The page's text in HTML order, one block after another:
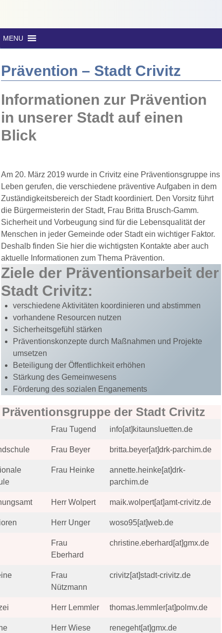
MENU
Prävention – Stadt Crivitz
Informationen zur Prävention
in unserer Stadt auf einen
Blick
Am 20. März 2019 wurde in Crivitz eine Präventionsgruppe ins
Leben gerufen, die verschiedene präventive Aufgaben in dem
Zuständigkeitsbereich der Stadt koordiniert. Den Vorsitz führt
die Bürgermeisterin der Stadt, Frau Britta Brusch-Gamm.
Sicherheit und Vorbeugung sind für die Lebensqualität der
Menschen in jeder Gemeinde oder Stadt ein wichtiger Faktor.
Deshalb finden Sie hier die wichtigsten Kontakte aber auch
aktuelle Informationen zum Thema Prävention.
Ziele der Präventionsarbeit der
Stadt Crivitz:
verschiedene Aktivitäten koordinieren und abstimmen
vorhandene Resourcen nutzen
Sicherheitsgefühl stärken
Präventionskonzepte durch Maßnahmen und Projekte
umsetzen
Beteiligung der Öffentlichkeit erhöhen
Stärkung des Gemeinwesens
Förderung des sozialen Enganements
Präventionsgruppe der Stadt Crivitz
Frau Tugend info[at]kitaunsluetten.de
Frau Beyer britta.beyer[at]drk-parchim.de
Frau Heinke
annette.heinke[at]drk-
parchim.de
Herr Wolpert maik.wolpert[at]amt-crivitz.de
Herr Unger woso95[at]web.de
Frau
Eberhard
christine.eberhard[at]gmx.de
Frau
Nützmann
crivitz[at]stadt-crivitz.de
Herr Lemmler thomas.lemmler[at]polmv.de
Herr Wiese renegeht[at]gmx.de